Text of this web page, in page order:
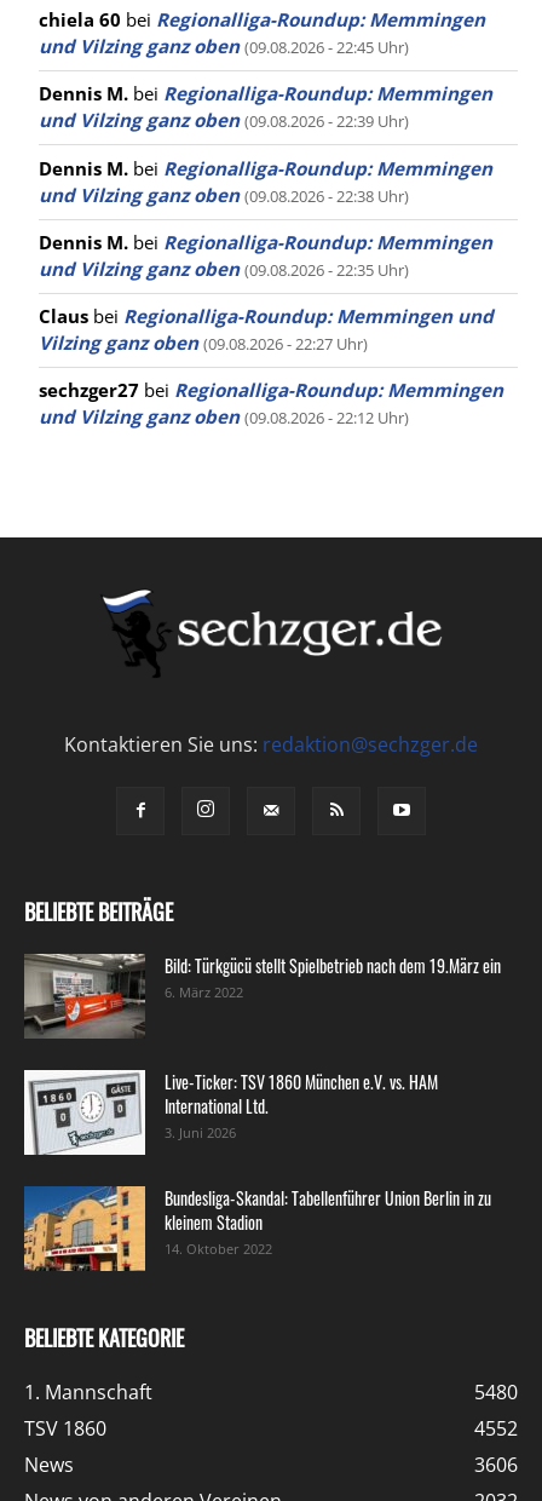
chiela 60 bei Regionalliga-Roundup: Memmingen
und Vilzing ganz oben (09.08.2026 - 22:45 Uhr)
Dennis M. bei Regionalliga-Roundup: Memmingen
und Vilzing ganz oben (09.08.2026 - 22:39 Uhr)
Dennis M. bei Regionalliga-Roundup: Memmingen
und Vilzing ganz oben (09.08.2026 - 22:38 Uhr)
Dennis M. bei Regionalliga-Roundup: Memmingen
und Vilzing ganz oben (09.08.2026 - 22:35 Uhr)
Claus bei Regionalliga-Roundup: Memmingen und
Vilzing ganz oben (09.08.2026 - 22:27 Uhr)
sechzger27 bei Regionalliga-Roundup: Memmingen
und Vilzing ganz oben (09.08.2026 - 22:12 Uhr)
Kontaktieren Sie uns: redaktion@sechzger.de
BELIEBTE BEITRÄGE
Bild: Türkgücü stellt Spielbetrieb nach dem 19.März ein
6. März 2022
Live-Ticker: TSV 1860 München e.V. vs. HAM
International Ltd.
3. Juni 2026
Bundesliga-Skandal: Tabellenführer Union Berlin in zu
kleinem Stadion
14. Oktober 2022
BELIEBTE KATEGORIE
1. Mannschaft
5480
TSV 1860
4552
News
3606